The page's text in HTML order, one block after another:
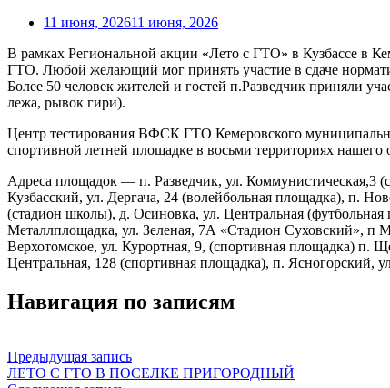
11 июня, 202611 июня, 2026
В рамках Региональной акции «Лето с ГТО» в Кузбассе в
ГТО. Любой желающий мог принять участие в сдаче
Более 50 человек жителей и гостей п.Разведчик приняли
лежа, рывок гири).
Центр тестирования ВФСК ГТО Кемеровского
спортивной летней площадке в восьми территориях нашего
Адреса площадок — п. Разведчик, ул. Коммунистическая,3
Кузбасский, ул. Дергача, 24 (волейбольная площадка), п.
(стадион школы), д. Осиновка, ул. Центральная
Металлплощадка, ул. Зеленая, 7А «Стадион Суховский», п
Верхотомское, ул. Курортная, 9, (спортивная площадка) п.
Центральная, 128 (спортивная площадка), п. Ясногорский,
Навигация по записям
Предыдущая запись
ЛЕТО С ГТО В ПОСЕЛКЕ ПРИГОРОДНЫЙ